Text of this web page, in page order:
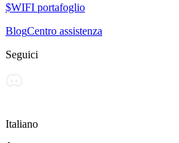
$WIFI portafoglio
BlogCentro assistenza
Seguici
Italiano